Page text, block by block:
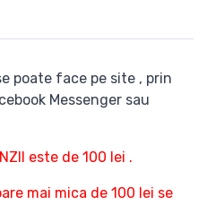
se poate face pe site , prin
Messenger sau
este de 100 lei .
mai mica de 100 lei se